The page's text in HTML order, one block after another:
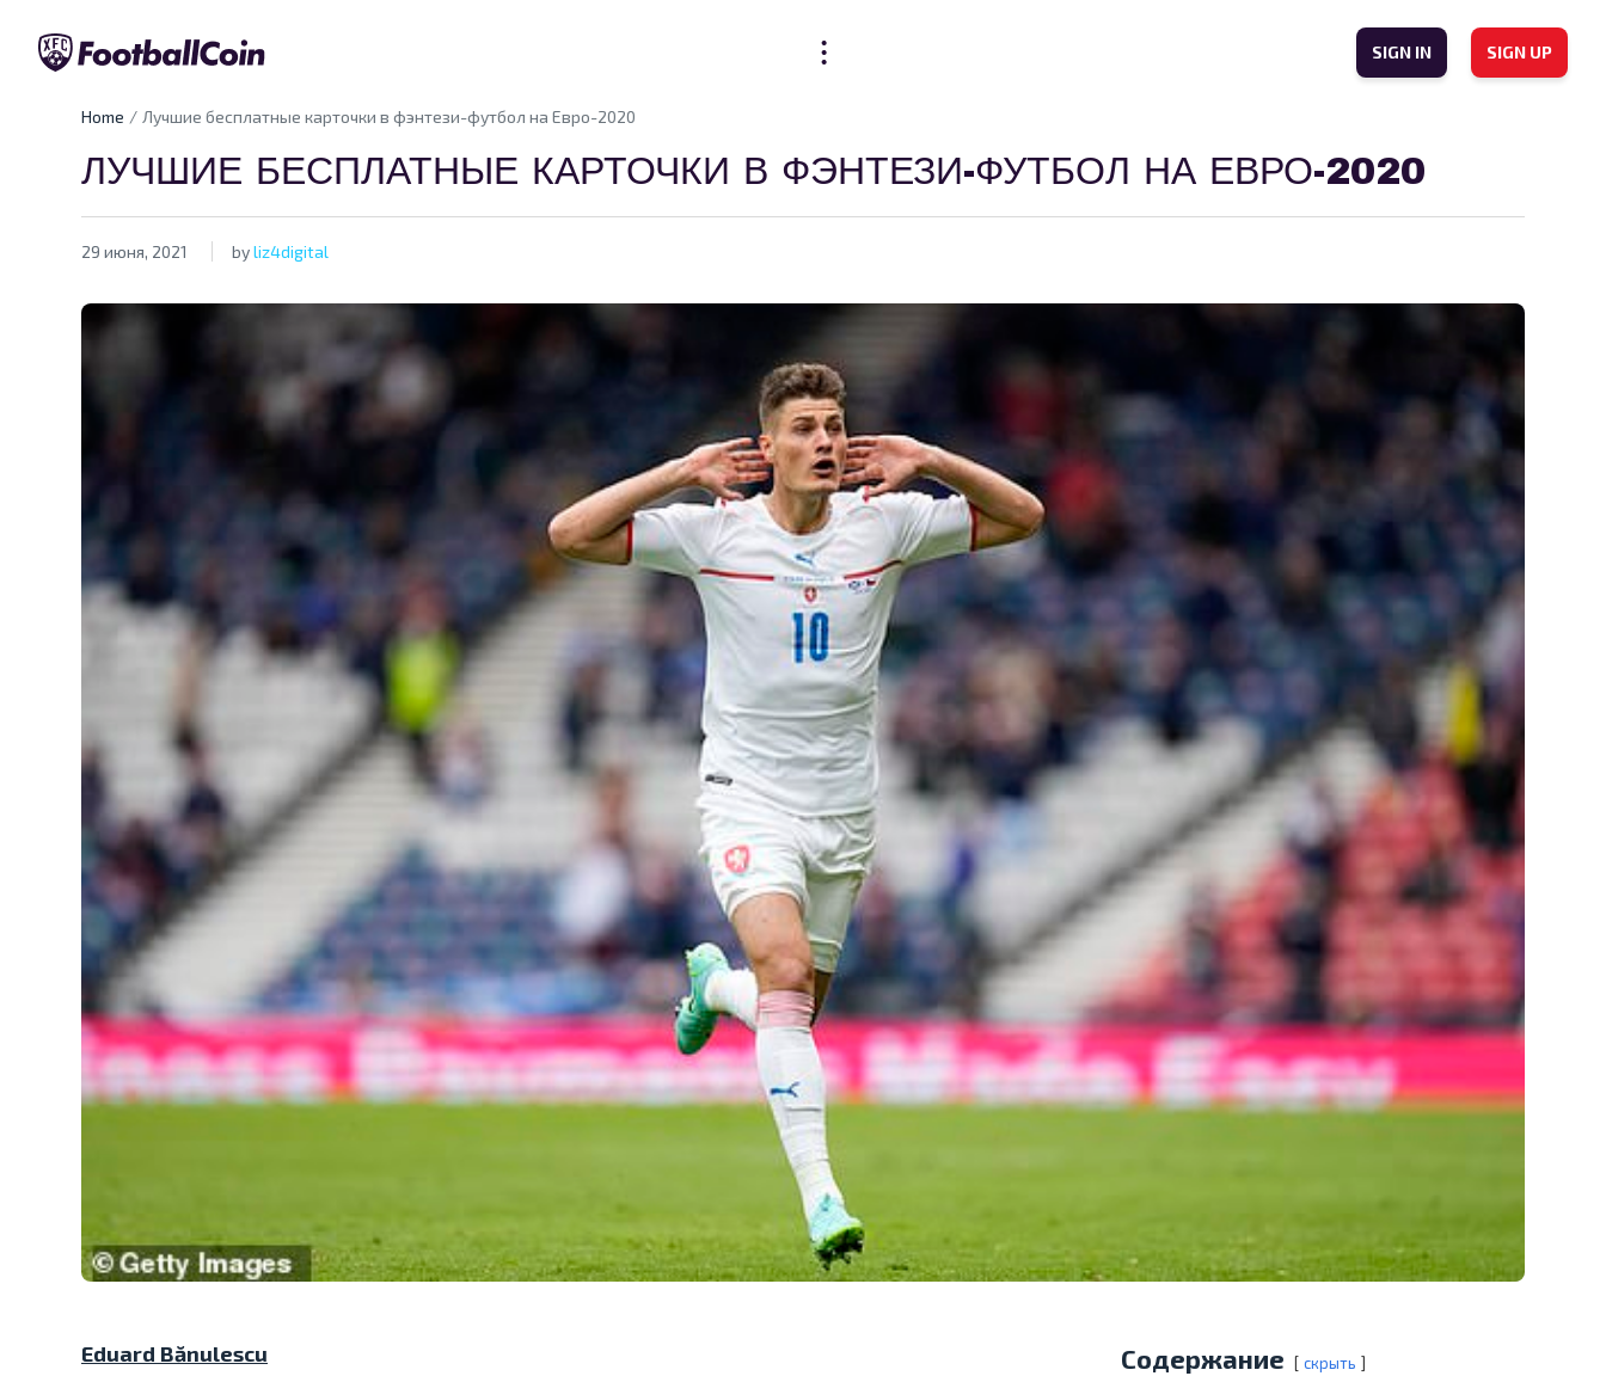
SIGN IN SIGN UP
Home Лучшие бесплатные карточки в фэнтези-футбол на Евро-2020
ЛУЧШИЕ БЕСПЛАТНЫЕ КАРТОЧКИ В ФЭНТЕЗИ-ФУТБОЛ НА ЕВРО-2020
29 июня, 2021 byliz4digital
Eduard Bănulescu Содержание скрыть